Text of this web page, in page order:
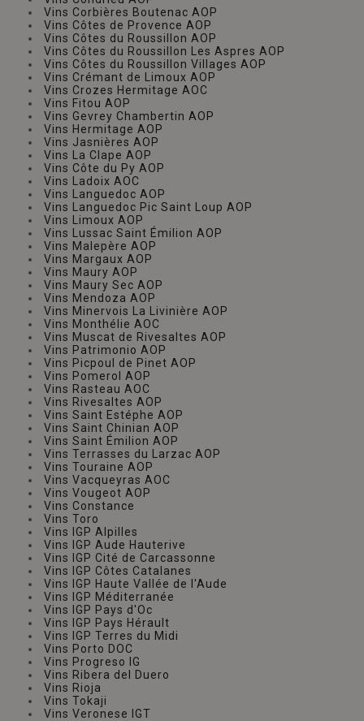
Vins Corbières Boutenac AOP
Vins Côtes de Provence AOP
Vins Côtes du Roussillon AOP
Vins Côtes du Roussillon Les Aspres AOP
Vins Côtes du Roussillon Villages AOP
Vins Crémant de Limoux AOP
Vins Crozes Hermitage AOC
Vins Fitou AOP
Vins Gevrey Chambertin AOP
Vins Hermitage AOP
Vins Jasnières AOP
Vins La Clape AOP
Vins Côte du Py AOP
Vins Ladoix AOC
Vins Languedoc AOP
Vins Languedoc Pic Saint Loup AOP
Vins Limoux AOP
Vins Lussac Saint Émilion AOP
Vins Malepère AOP
Vins Margaux AOP
Vins Maury AOP
Vins Maury Sec AOP
Vins Mendoza AOP
Vins Minervois La Livinière AOP
Vins Monthélie AOC
Vins Muscat de Rivesaltes AOP
Vins Patrimonio AOP
Vins Picpoul de Pinet AOP
Vins Pomerol AOP
Vins Rasteau AOC
Vins Rivesaltes AOP
Vins Saint Estéphe AOP
Vins Saint Chinian AOP
Vins Saint Émilion AOP
Vins Terrasses du Larzac AOP
Vins Touraine AOP
Vins Vacqueyras AOC
Vins Vougeot AOP
Vins Constance
Vins Toro
Vins IGP Alpilles
Vins IGP Aude Hauterive
Vins IGP Cité de Carcassonne
Vins IGP Côtes Catalanes
Vins IGP Haute Vallée de l'Aude
Vins IGP Méditerranée
Vins IGP Pays d'Oc
Vins IGP Pays Hérault
Vins IGP Terres du Midi
Vins Porto DOC
Vins Progreso IG
Vins Ribera del Duero
Vins Rioja
Vins Tokaji
Vins Veronese IGT